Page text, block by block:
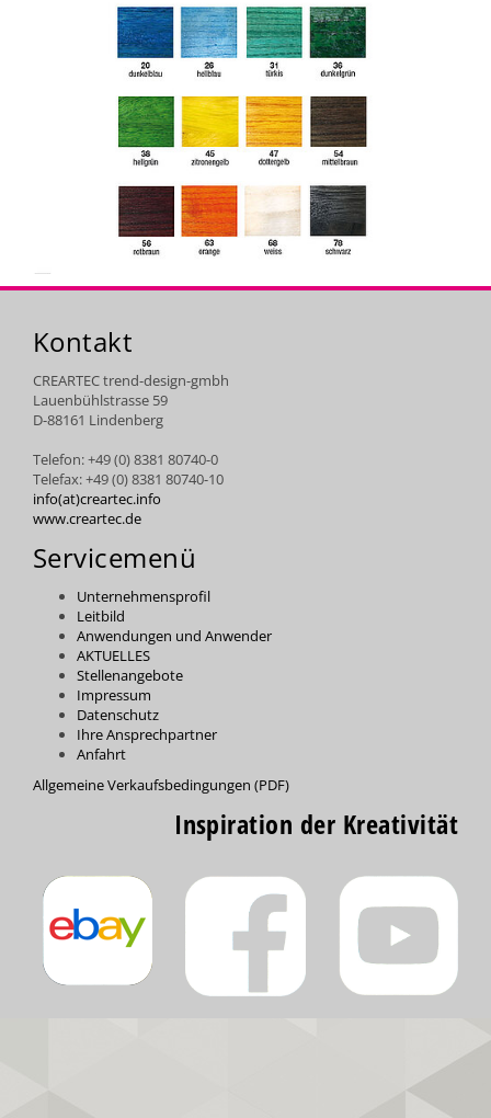
Kontakt
CREARTEC trend-design-gmbh
Lauenbühlstrasse 59
D-88161 Lindenberg
Telefon: +49 (0) 8381 80740-0
Telefax: +49 (0) 8381 80740-10
info(at)creartec.info
www.creartec.de
Servicemenü
Unternehmensprofil
Leitbild
Anwendungen und Anwender
AKTUELLES
Stellenangebote
Impressum
Datenschutz
Ihre Ansprechpartner
Anfahrt
Allgemeine Verkaufsbedingungen (PDF)
Inspiration der Kreativität